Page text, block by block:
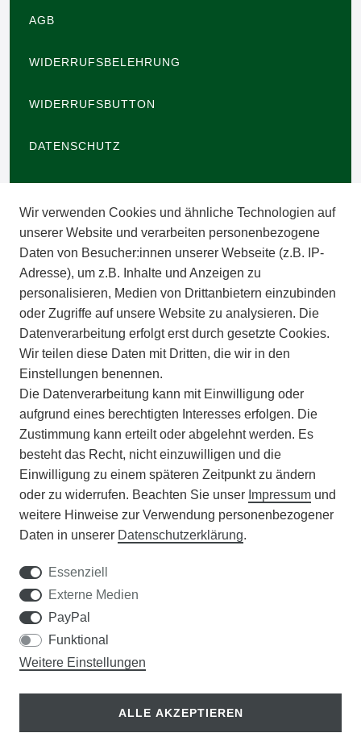
AGB
WIDERRUFSBELEHRUNG
WIDERRUFSBUTTON
DATENSCHUTZ
IMPRESSUM
INFORMATIONEN
ZAHLUNGSARTEN
VERSAND
BATTERIEENTSORGUNG
VERANSTALTUNGEN
APOTHEKERSCHRANK
WISSENSWERTES
DER WEG ZUM TRAUMRASEN
Samen Rohde GmbH
Wir verwenden Cookies und ähnliche Technologien auf
unserer Website und verarbeiten personenbezogene
Daten von Besucher:innen unserer Webseite (z.B. IP-
Adresse), um z.B. Inhalte und Anzeigen zu
personalisieren, Medien von Drittanbietern einzubinden
oder Zugriffe auf unsere Website zu analysieren. Die
Datenverarbeitung erfolgt erst durch gesetzte Cookies.
Wir teilen diese Daten mit Dritten, die wir in den
Einstellungen benennen.
Die Datenverarbeitung kann mit Einwilligung oder
aufgrund eines berechtigten Interesses erfolgen. Die
Zustimmung kann erteilt oder abgelehnt werden. Es
besteht das Recht, nicht einzuwilligen und die
Einwilligung zu einem späteren Zeitpunkt zu ändern
oder zu widerrufen. Beachten Sie unser Impressum und
weitere Hinweise zur Verwendung personenbezogener
Daten in unserer Daten­schutz­erklärung.
Essenziell
Externe Medien
PayPal
Funktional
Weitere Einstellungen
ALLE AKZEPTIEREN